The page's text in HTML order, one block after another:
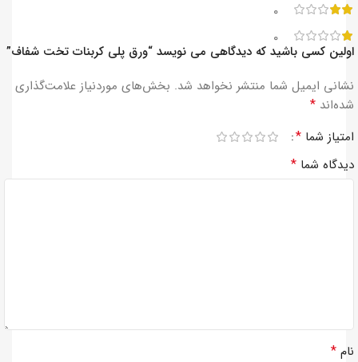
۰
۰
اولین کسی باشید که دیدگاهی می نویسد “ورق پلی کربنات تخت شفاف”
نشانی ایمیل شما منتشر نخواهد شد. بخش‌های موردنیاز علامت‌گذاری
شده‌اند *
امتیاز شما *
دیدگاه شما *
نام *